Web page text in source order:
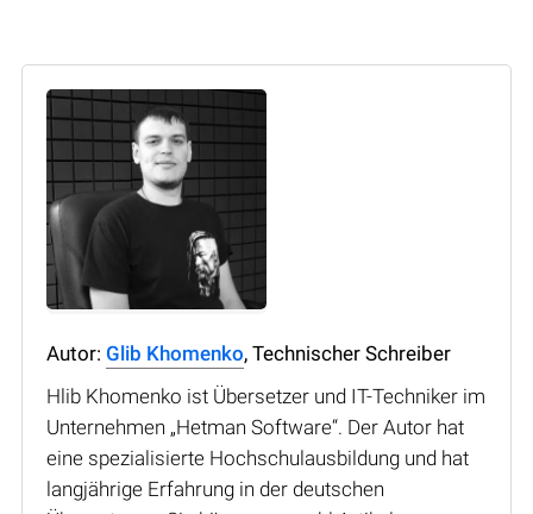
Autor: Glib Khomenko, Technischer Schreiber
Hlib Khomenko ist Übersetzer und IT-Techniker im
Unternehmen „Hetman Software“. Der Autor hat
eine spezialisierte Hochschulausbildung und hat
langjährige Erfahrung in der deutschen